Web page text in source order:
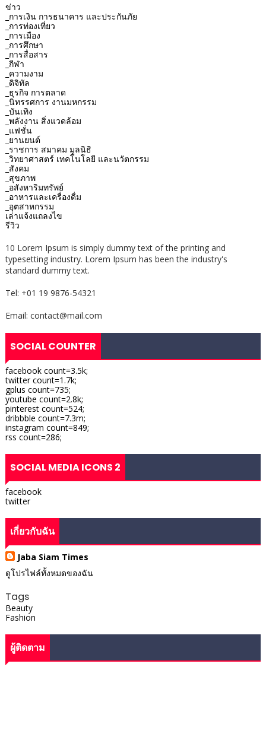
ข่าว
_การเงิน การธนาคาร และประกันภัย
_การท่องเที่ยว
_การเมือง
_การศึกษา
_การสื่อสาร
_กีฬา
_ความงาม
_ดิจิทัล
_ธุรกิจ การตลาด
_นิทรรศการ งานมหกรรม
_บันเทิง
_พลังงาน สิ่งแวดล้อม
_แฟชั่น
_ยานยนต์
_ราชการ สมาคม มูลนิธิ
_วิทยาศาสตร์ เทคโนโลยี และนวัตกรรม
_สังคม
_สุขภาพ
_อสังหาริมทรัพย์
_อาหารและเครื่องดื่ม
_อุตสาหกรรม
เล่าแจ้งแถลงไข
รีวิว
10 Lorem Ipsum is simply dummy text of the printing and
typesetting industry. Lorem Ipsum has been the industry's
standard dummy text.
Tel: +01 19 9876-54321
Email: contact@mail.com
SOCIAL COUNTER
facebook count=3.5k;
twitter count=1.7k;
gplus count=735;
youtube count=2.8k;
pinterest count=524;
dribbble count=7.3m;
instagram count=849;
rss count=286;
SOCIAL MEDIA ICONS 2
facebook
twitter
เกี่ยวกับฉัน
Jaba Siam Times
ดูโปรไฟล์ทั้งหมดของฉัน
Tags
Beauty
Fashion
ผู้ติดตาม